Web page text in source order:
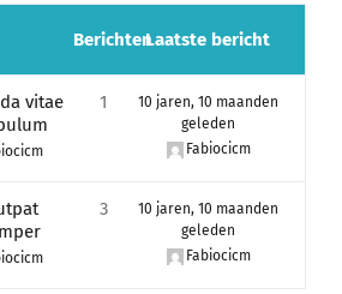
BerichtenLaatste bericht
vitae
1
10 jaren, 10 maanden
geleden
Fabiocicm
3
10 jaren, 10 maanden
geleden
Fabiocicm